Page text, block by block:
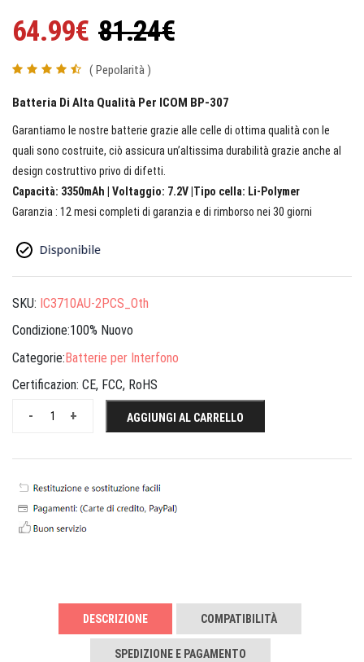
64.99€ 81.24€
( Pepolarità )
Batteria Di Alta Qualità Per ICOM BP-307
Garantiamo le nostre batterie grazie alle celle di ottima qualità con le
quali sono costruite, ciò assicura un’altissima durabilità grazie anche al
design costruttivo privo di difetti.
Capacità: 3350mAh | Voltaggio: 7.2V |Tipo cella: Li-Polymer
Garanzia : 12 mesi completi di garanzia e di rimborso nei 30 giorni
SKU: IC3710AU-2PCS_Oth
Condizione:100% Nuovo
Categorie:Batterie per Interfono
Certificazion: CE, FCC, RoHS
+
- AGGIUNGI AL CARRELLO
DESCRIZIONE COMPATIBILITÀ
SPEDIZIONE E PAGAMENTO